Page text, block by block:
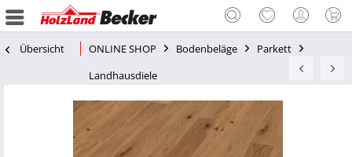
Übersicht ONLINE SHOP Bodenbeläge
Parkett
Landhausdiele